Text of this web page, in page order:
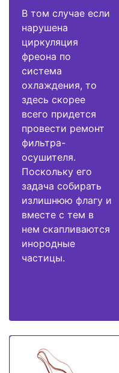
В том случае если
нарушена
циркуляция
фреона по
система
охлаждения, то
здесь скорее
всего придется
провести ремонт
фильтра-
осушителя.
Поскольку его
задача собирать
излишнюю флагу и
вместе с тем в
нем скапливаются
инородные
частицы.